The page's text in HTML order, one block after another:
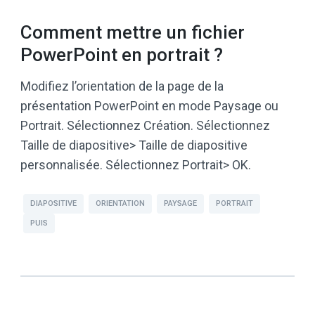
Comment mettre un fichier
PowerPoint en portrait ?
Modifiez l’orientation de la page de la
présentation PowerPoint en mode Paysage ou
Portrait. Sélectionnez Création. Sélectionnez
Taille de diapositive> Taille de diapositive
personnalisée. Sélectionnez Portrait> OK.
DIAPOSITIVE ORIENTATION PAYSAGE PORTRAIT
PUIS